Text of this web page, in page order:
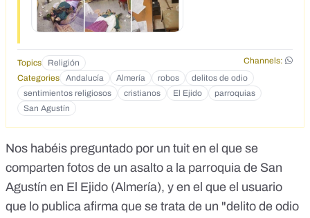
Topics Religión
Channels:
Categories
Andalucía Almería robos
delitos de odio
sentimientos religiosos
cristianos El Ejido
parroquias
San Agustín
Nos habéis preguntado por un tuit en el que se
comparten fotos de un asalto a la parroquia de San
Agustín en El Ejido (Almería), y en el que el usuario
que lo publica afirma que se trata de un "delito de odio